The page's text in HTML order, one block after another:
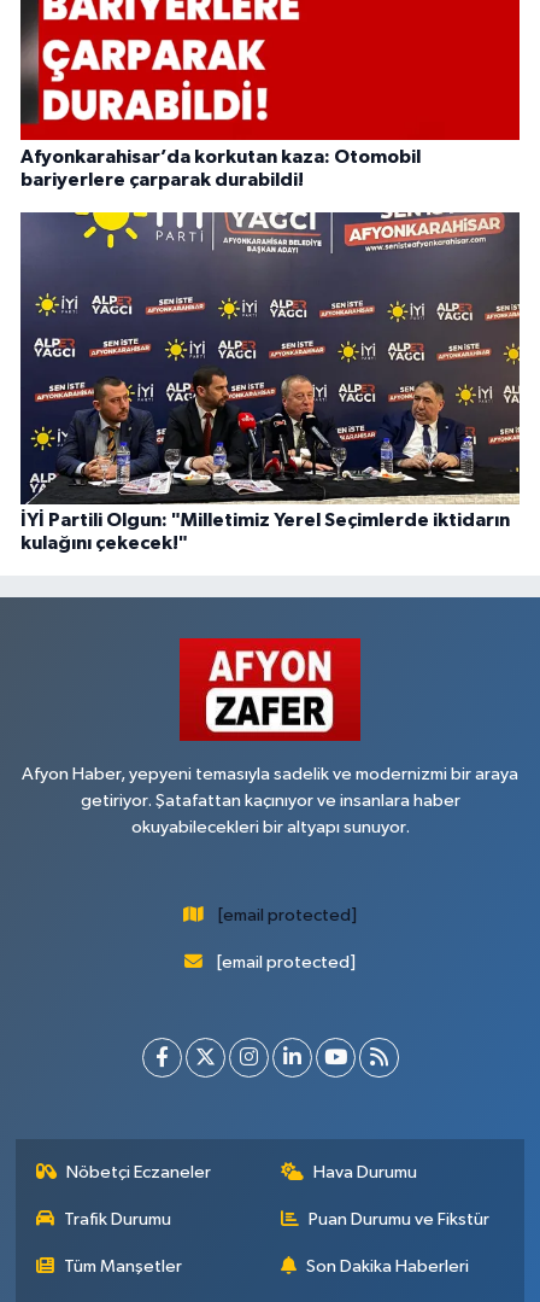
Afyonkarahisar’da korkutan kaza: Otomobil
bariyerlere çarparak durabildi!
İYİ Partili Olgun: "Milletimiz Yerel Seçimlerde iktidarın
kulağını çekecek!"
Afyon Haber, yepyeni temasıyla sadelik ve modernizmi bir araya
getiriyor. Şatafattan kaçınıyor ve insanlara haber
okuyabilecekleri bir altyapı sunuyor.
[email protected]
[email protected]
Nöbetçi Eczaneler Hava Durumu
Trafik Durumu Puan Durumu ve Fikstür
Tüm Manşetler Son Dakika Haberleri